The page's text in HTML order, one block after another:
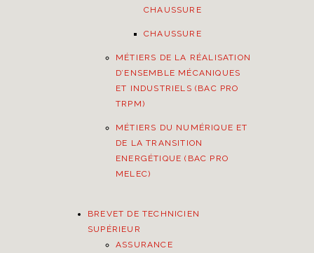
CHAUSSURE
CHAUSSURE
MÉTIERS DE LA RÉALISATION
D’ENSEMBLE MÉCANIQUES
ET INDUSTRIELS (BAC PRO
TRPM)
MÉTIERS DU NUMÉRIQUE ET
DE LA TRANSITION
ENERGÉTIQUE (BAC PRO
MELEC)
BREVET DE TECHNICIEN
SUPÉRIEUR
ASSURANCE